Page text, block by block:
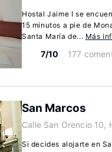
Hostal Jaime I se
15 minutos a pie de
Santa María de... Más
7/10 177
San Marcos
Calle San Orencio 10,
Si decides alojarte en